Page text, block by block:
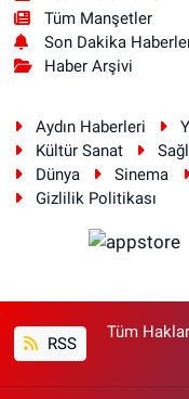
Tüm Manşetler
Son Dakika
Haber Arşivi
Aydın Haberleri
Kültür Sanat
Dünya
Sinema
Gizlilik Politikası
RSS
Tüm